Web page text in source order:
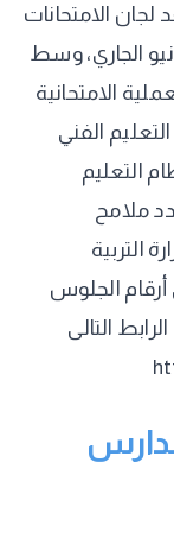
2025 / 2026، تستعد لجان الامتحانات
آلاف الطلاب يوم السبت 6 يونيو الجاري، وسط
الامتحانية
الفني
التعليم
ملامح
التربية
أرقام الجلوس
التالى